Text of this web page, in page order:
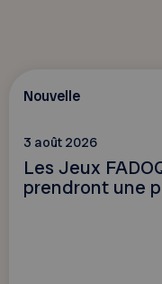
Nouvelle
3 août 2026
Les Jeux
prendront une